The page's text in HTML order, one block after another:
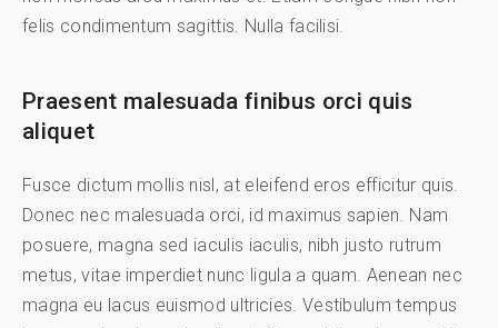
felis condimentum sagittis. Nulla facilisi.
Praesent malesuada finibus orci quis
aliquet
Fusce dictum mollis nisl, at eleifend eros efficitur quis.
Donec nec malesuada orci, id maximus sapien. Nam
posuere, magna sed iaculis iaculis, nibh justo rutrum
metus, vitae imperdiet nunc ligula a quam. Aenean nec
magna eu lacus euismod ultricies. Vestibulum tempus